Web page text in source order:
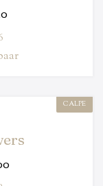
CALPE